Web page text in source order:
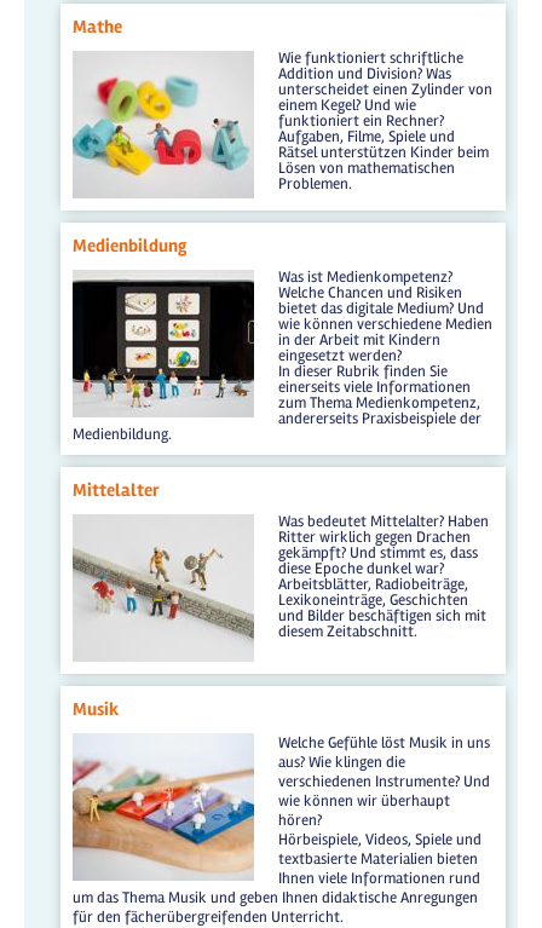
Mathe
Wie funktioniert schriftliche
Addition und Division? Was
unterscheidet einen Zylinder von
einem Kegel? Und wie
funktioniert ein Rechner?
Aufgaben, Filme, Spiele und
Rätsel unterstützen Kinder beim
Lösen von mathematischen
Problemen.
Medienbildung
Was ist Medienkompetenz?
Welche Chancen und Risiken
bietet das digitale Medium? Und
wie können verschiedene Medien
in der Arbeit mit Kindern
eingesetzt werden?
In dieser Rubrik finden Sie
einerseits viele Informationen
zum Thema Medienkompetenz,
andererseits Praxisbeispiele der
Medienbildung.
Mittelalter
Was bedeutet Mittelalter? Haben
Ritter wirklich gegen Drachen
gekämpft? Und stimmt es, dass
diese Epoche dunkel war?
Arbeitsblätter, Radiobeiträge,
Lexikoneinträge, Geschichten
und Bilder beschäftigen sich mit
diesem Zeitabschnitt.
Musik
Welche Gefühle löst Musik in uns
aus? Wie klingen die
verschiedenen Instrumente? Und
wie können wir überhaupt
hören?
Hörbeispiele, Videos, Spiele und
textbasierte Materialien bieten
Ihnen viele Informationen rund
um das Thema Musik und geben Ihnen didaktische Anregungen
für den fächerübergreifenden Unterricht.